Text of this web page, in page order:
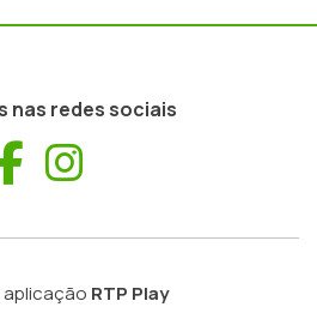
nas redes sociais
Facebook
aplicação RTP Play